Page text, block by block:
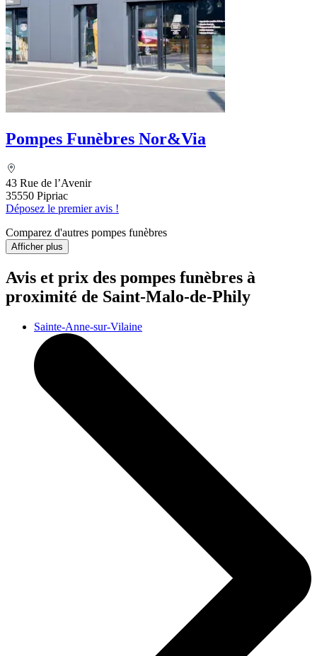
Pompes Funèbres Nor&Via
43 Rue de l’Avenir
35550 Pipriac
Déposez le premier avis !
Comparez d'autres pompes funèbres
Afficher plus
Avis et prix des pompes funèbres à
proximité de Saint-Malo-de-Phily
Sainte-Anne-sur-Vilaine